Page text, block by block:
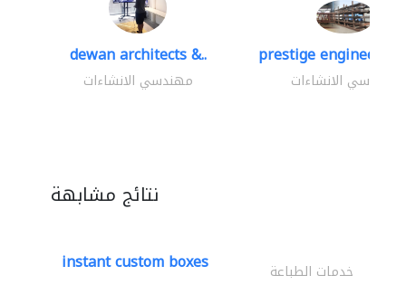
dewan architects &..
مهندسي الانشاءات
prestige
مهندسي الانشاءات
نتائج مشابهة
instant custom boxes خدمات الطباعة